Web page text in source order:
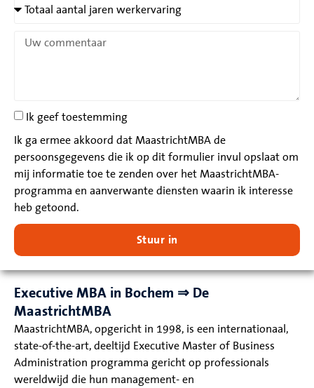
Ik geef toestemming
Ik ga ermee akkoord dat MaastrichtMBA de
persoonsgegevens die ik op dit formulier invul opslaat om
mij informatie toe te zenden over het MaastrichtMBA-
programma en aanverwante diensten waarin ik interesse
heb getoond.
Stuur in
Executive MBA in Bochem ⇒ De
MaastrichtMBA
MaastrichtMBA, opgericht in 1998, is een internationaal,
state-of-the-art, deeltijd Executive Master of Business
Administration programma gericht op professionals
wereldwijd die hun management- en